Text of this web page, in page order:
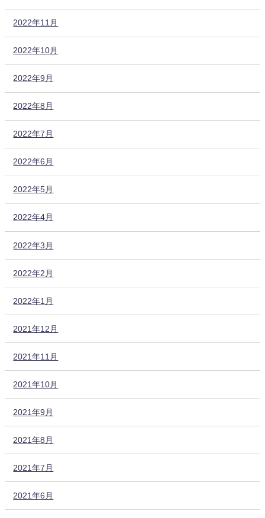
2022年11月
2022年10月
2022年9月
2022年8月
2022年7月
2022年6月
2022年5月
2022年4月
2022年3月
2022年2月
2022年1月
2021年12月
2021年11月
2021年10月
2021年9月
2021年8月
2021年7月
2021年6月